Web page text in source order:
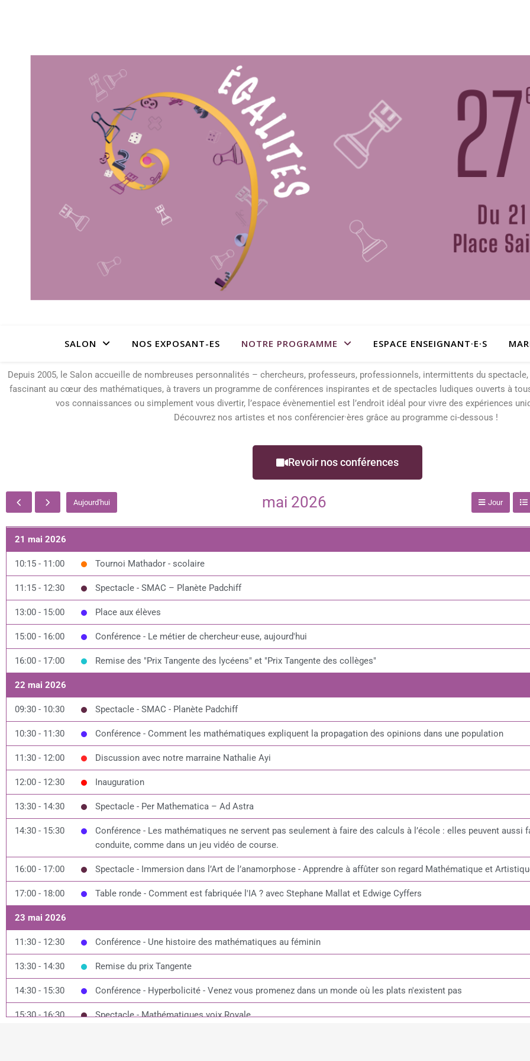
SALON NOS EXPOSANT-ES NOTRE PROGRAMME ESPACE ENSEIGNANT·E·S
Depuis 2005, le Salon accueille de nombreuses personnalités – chercheurs, professeurs, professionnels, intermittents du
fascinant au cœur des mathématiques, à travers un programme de conférences inspirantes et de spectacles ludiques ouverts à
vos connaissances ou simplement vous divertir, l’espace évènementiel est l’endroit idéal pour vivre des expériences
Découvrez nos artistes et nos conférencier·ères grâce au programme ci-dessous !
Revoir nos conférences
Aujourd'hui mai 2026 Jour
21 mai 2026
10:15 - 11:00 Tournoi Mathador - scolaire
11:15 - 12:30 Spectacle - SMAC – Planète Padchiff
13:00 - 15:00 Place aux élèves
15:00 - 16:00 Conférence - Le métier de chercheur·euse, aujourd'hui
16:00 - 17:00 Remise des "Prix Tangente des lycéens" et "Prix Tangente des collèges"
22 mai 2026
09:30 - 10:30 Spectacle - SMAC - Planète Padchiff
10:30 - 11:30 Conférence - Comment les mathématiques expliquent la propagation des opinions dans une population
11:30 - 12:00 Discussion avec notre marraine Nathalie Ayi
12:00 - 12:30 Inauguration
13:30 - 14:30 Spectacle - Per Mathematica – Ad Astra
14:30 - 15:30
Conférence - Les mathématiques ne servent pas seulement à faire des calculs à l’école : elles peuvent aussi
conduite, comme dans un jeu vidéo de course.
16:00 - 17:00 Spectacle - Immersion dans l’Art de l’anamorphose - Apprendre à affûter son regard Mathématique et
17:00 - 18:00 Table ronde - Comment est fabriquée l'IA ? avec Stephane Mallat et Edwige Cyffers
23 mai 2026
11:30 - 12:30 Conférence - Une histoire des mathématiques au féminin
13:30 - 14:30 Remise du prix Tangente
14:30 - 15:30 Conférence - Hyperbolicité - Venez vous promenez dans un monde où les plats n'existent pas
15:30 - 16:30 Spectacle - Mathématiques voix Royale